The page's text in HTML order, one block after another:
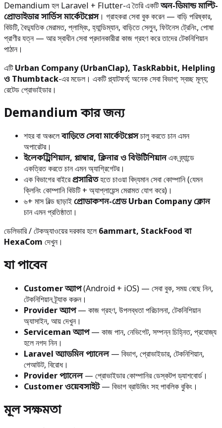
Demandium হল Laravel + Flutter-এ তৈরি একটিঅন-ডিমান্ড মাল্টি-
প্রোভাইডার সার্ভিস মার্কেটপ্লেস। গ্রাহকরা সেবা বুক করেন — বাড়ি পরিষ্কার,
বিউটি, বৈদ্যুতিক মেরামত, প্লাম্বিং, হ্যান্ডিম্যান, বাড়িতে সেলুন, ফিটনেস ট্রেনিং, পোষা
প্রাণীর যত্ন — আর স্বাধীন সেবা প্রদানকারীরা কাজ গ্রহণ করে তাদের টেকনিশিয়ান
পাঠান।
এটিUrban Company (UrbanClap), TaskRabbit, Helpling
ও Thumbtack-এর মডেল। একটি প্ল্যাটফর্ম; অনেক সেবা বিভাগ; স্বচ্ছ মূল্য;
রেটেড প্রোভাইডার।
Demandium কার জন্য
শহর বা অঞ্চলেবাড়িতে সেবা মার্কেটপ্লেসচালু করতে চান এমন
অপারেটর।
ইলেকট্রিশিয়ান, প্লাম্বার, ক্লিনার ও বিউটিশিয়ানএক ব্র্যান্ডে
একত্রিত করতে চান এমন অ্যাগ্রিগেটর।
এক বিভাগের বাইরেপ্রসারিতহতে চাওয়া বিদ্যমান সেবা কোম্পানি (যেমন
ক্লিনিং কোম্পানি বিউটি + অ্যাপ্লায়েন্স মেরামত যোগ করে)।
৬+ মাস বিল্ড ছাড়াইপ্রোডাকশন-গ্রেড Urban Company ক্লোন
চান এমন প্রতিষ্ঠাতা।
ডেলিভারি / টেকঅ্যাওয়ের দরকার হলে6ammart, StackFood বা
HexaCom দেখুন।
যা পাবেন
Customer অ্যাপ(Android + iOS) — সেবা বুক, সময় বেছে নিন,
টেকনিশিয়ান ট্র্যাক করুন।
Provider অ্যাপ— কাজ গ্রহণ, উপলব্ধতা পরিচালনা, টেকনিশিয়ান
অ্যাসাইন, আয় দেখুন।
Serviceman অ্যাপ— কাজ পান, নেভিগেট, সম্পন্ন চিহ্নিত, প্রযোজ্য
হলে নগদ নিন।
Laravel অ্যাডমিন প্যানেল— বিভাগ, প্রোভাইডার, টেকনিশিয়ান,
পেআউট, বিরোধ।
Provider প্যানেল— প্রোভাইডার কোম্পানির ডেস্কটপ ড্যাশবোর্ড।
Customer ওয়েবসাইট— বিভাগ ব্রাউজিং সহ পাবলিক বুকিং।
মূল সক্ষমতা